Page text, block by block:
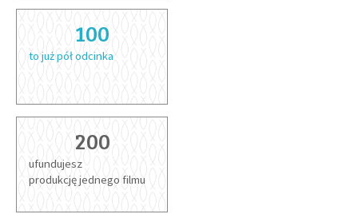
100
to już pół odcinka
200
ufundujesz
produkcję jednego filmu